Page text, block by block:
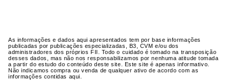
As informações e dados aqui apresentados tem por base informações
publicadas por publicações especializadas, B3, CVM e/ou dos
administradores dos próprios FII. Todo o cuidado é tomado na transposição
desses dados, mas não nos responsabilizamos por nenhuma atitude tomada
a partir do estudo do conteúdo deste site. Este site é apenas informativo.
Não indicamos compra ou venda de qualquer ativo de acordo com as
informações contidas aqui.